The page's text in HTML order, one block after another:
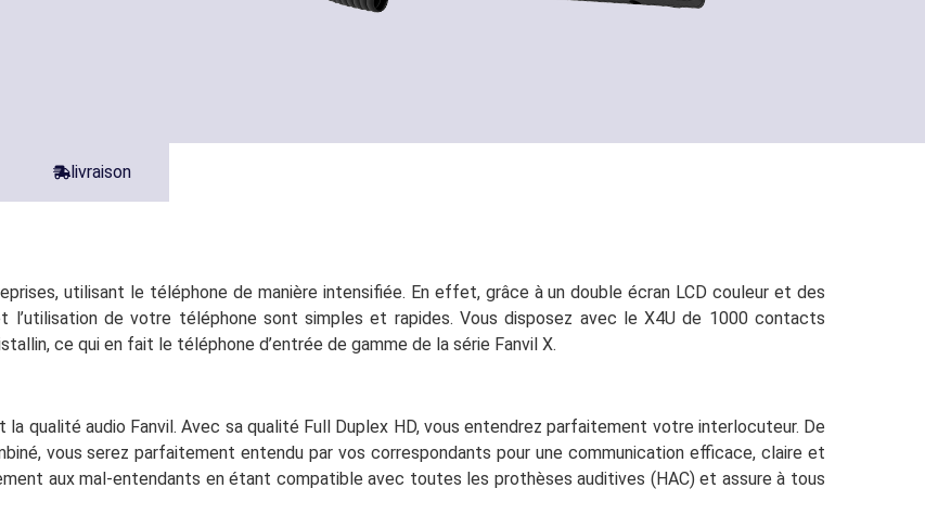
livraison
utilisant le téléphone de manière intensifiée. En effet, grâce à un double écran LCD couleur et des
l’utilisation de votre téléphone sont simples et rapides. Vous disposez avec le X4U de 1000 contacts
ce qui en fait le téléphone d’entrée de gamme de la série Fanvil X.
qualité audio Fanvil. Avec sa qualité Full Duplex HD, vous entendrez parfaitement votre interlocuteur. De
vous serez parfaitement entendu par vos correspondants pour une communication efficace, claire et
aux mal-entendants en étant compatible avec toutes les prothèses auditives (HAC) et assure à tous